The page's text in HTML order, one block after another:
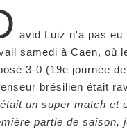
avid Luiz n'a pas eu
samedi à Caen, où
3-0 (19e journée
brésilien était
un super match et
partie de saison,